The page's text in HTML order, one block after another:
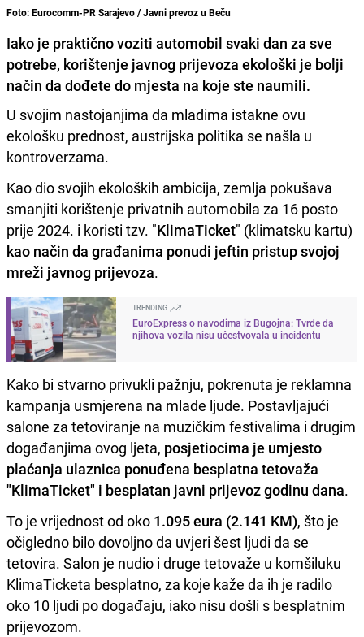
Foto: Eurocomm-PR Sarajevo / Javni prevoz u Beču
Iako je praktično voziti automobil svaki dan za sve
potrebe, korištenje javnog prijevoza ekološki je bolji
način da dođete do mjesta na koje ste naumili.
U svojim nastojanjima da mladima istakne ovu
ekološku prednost, austrijska politika se našla u
kontroverzama.
Kao dio svojih ekoloških ambicija, zemlja pokušava
smanjiti korištenje privatnih automobila za 16 posto
prije 2024. i koristi tzv. "KlimaTicket" (klimatsku kartu)
kao način da građanima ponudi jeftin pristup svojoj
mreži javnog prijevoza.
TRENDING
EuroExpress o navodima iz Bugojna: Tvrde da
njihova vozila nisu učestvovala u incidentu
Kako bi stvarno privukli pažnju, pokrenuta je reklamna
kampanja usmjerena na mlade ljude. Postavljajući
salone za tetoviranje na muzičkim festivalima i drugim
događanjima ovog ljeta, posjetiocima je umjesto
plaćanja ulaznica ponuđena besplatna tetovaža
"KlimaTicket" i besplatan javni prijevoz godinu dana.
To je vrijednost od oko 1.095 eura (2.141 KM), što je
očigledno bilo dovoljno da uvjeri šest ljudi da se
tetovira. Salon je nudio i druge tetovaže u komšiluku
KlimaTicketa besplatno, za koje kaže da ih je radilo
oko 10 ljudi po događaju, iako nisu došli s besplatnim
prijevozom.